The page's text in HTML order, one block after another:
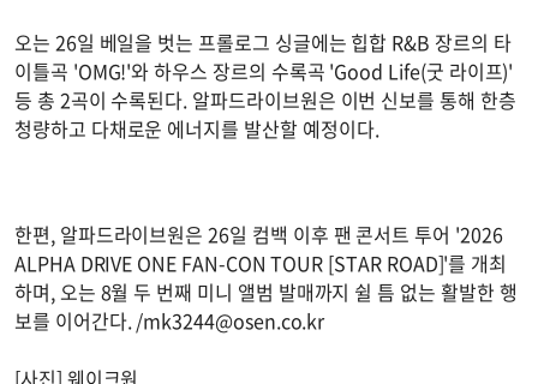
오는 26일 베일을 벗는 프롤로그 싱글에는 힙합 R&B 장르의 타
이틀곡 'OMG!'와 하우스 장르의 수록곡 'Good Life(굿 라이프)'
등 총 2곡이 수록된다. 알파드라이브원은 이번 신보를 통해 한층
청량하고 다채로운 에너지를 발산할 예정이다.
한편, 알파드라이브원은 26일 컴백 이후 팬 콘서트 투어 '2026
ALPHA DRIVE ONE FAN-CON TOUR [STAR ROAD]'를 개최
하며, 오는 8월 두 번째 미니 앨범 발매까지 쉴 틈 없는 활발한 행
보를 이어간다. /mk3244@osen.co.kr
[사진] 웨이크원